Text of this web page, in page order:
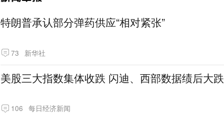
特朗普承认部分弹药供应“相对紧张”
73 新华社
美股三大指数集体收跌 闪迪、西部数据绩后大跌
106 每日经济新闻